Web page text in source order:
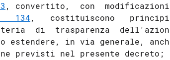
, convertito,  con  modificazioni,
134,   costituiscono   principio
di  trasparenza  dell'azione
estendere, in via generale, anche
previsti nel presente decreto;